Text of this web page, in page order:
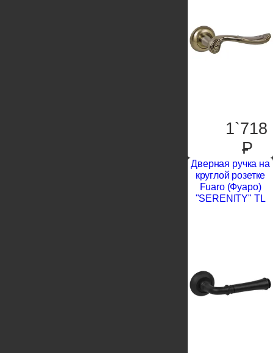
1`718
P
Дверная ручка на
круглой розетке
Fuaro (Фуаро)
"SERENITY" TL